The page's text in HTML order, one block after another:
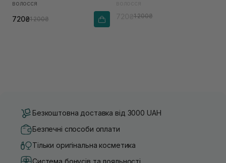
волосся
720₴1 200₴ 1 200₴
Безкоштовна доставка від 3000 UAH
Безпечні способи оплати
Тільки оригінальна косметика